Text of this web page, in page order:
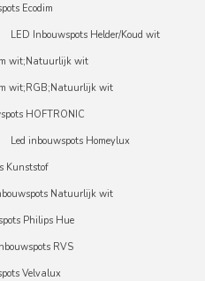
Ecodim
LED Inbouwspots Helder/Koud wit
wit;Natuurlijk wit
wit;RGB;Natuurlijk wit
HOFTRONIC
Led inbouwspots Homeylux
Kunststof
Natuurlijk wit
Philips Hue
RVS
Velvalux